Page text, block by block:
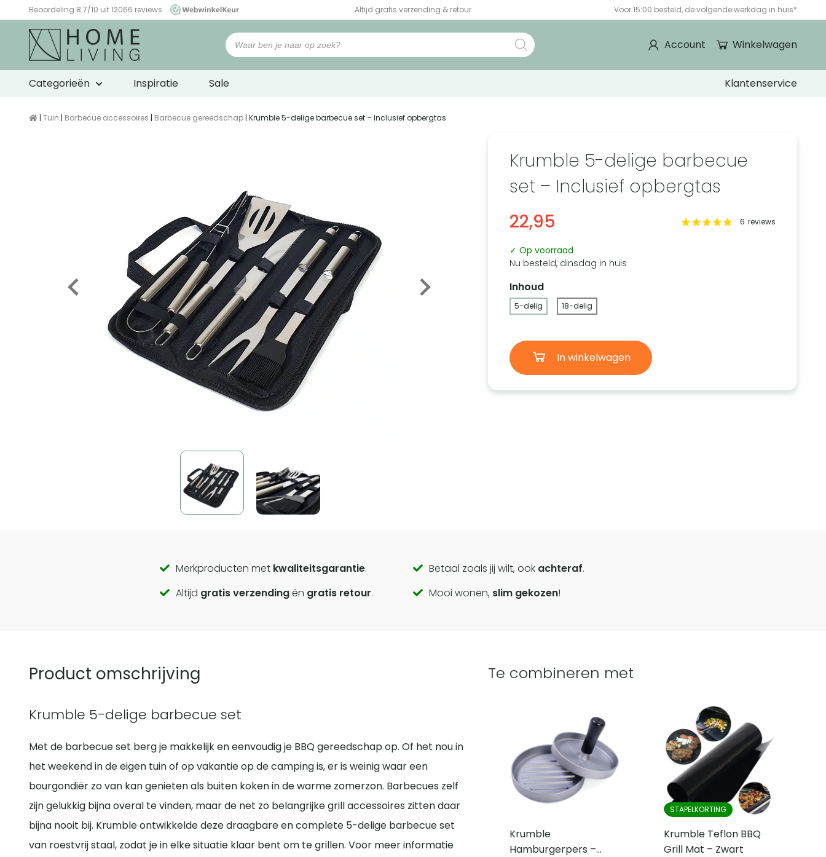
Beoordeling 8.7/10 uit 12066 reviews
WebwinkelKeur
Altijd gratis verzending & retour Voor 15:00 besteld, de volgende werkdag in huis*
Winkelwagen
Account
Categorieën Inspiratie Sale Klantenservice
| Tuin | Barbecue accessoires | Barbecue gereedschap | Krumble 5-delige barbecue set – Inclusief opbergtas
Krumble 5-delige barbecue
set – Inclusief opbergtas
22,95
6 reviews
✓ Op voorraad
Nu besteld, dinsdag in huis
Inhoud
5-delig 18-delig
In winkelwagen
Call
to
Merkproducten met kwaliteitsgarantie. Betaal zoals jij wilt, ook achteraf.
Altijd gratis verzendingén gratis retour. Mooi wonen, slim gekozen!
Product omschrijving
Krumble 5-delige barbecue set
Met de barbecue set berg je makkelijk en eenvoudig je BBQ gereedschap op. Of het nou in
het weekend in de eigen tuin of op vakantie op de camping is, er is weinig waar een
bourgondiër zo van kan genieten als buiten koken in de warme zomerzon. Barbecues zelf
zijn gelukkig bijna overal te vinden, maar de net zo belangrijke grill accessoires zitten daar
bijna nooit bij. Krumble ontwikkelde deze draagbare en complete 5-delige barbecue set
van roestvrij staal, zodat je in elke situatie klaar bent om te grillen. Voor meer informatie
Te combineren met
Krumble
Hamburgerpers –
STAPELKORTING
Krumble Teflon BBQ
Grill Mat – Zwart